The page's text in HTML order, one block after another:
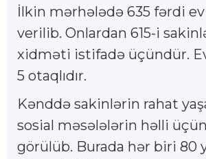
İlkin mərhələdə 635 fərdi
verilib. Onlardan 615-i
xidməti istifadə üçündür.
5 otaqlıdır.
Kənddə sakinlərin rahat
sosial məsələlərin həlli
görülüb. Burada hər biri 80